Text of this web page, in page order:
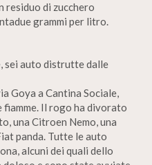
residuo di zucchero
grammi per litro.
sei auto distrutte dalle
Goya a Cantina Sociale,
Il rogo ha divorato
una Citroen Nemo, una
panda. Tutte le auto
alcuni dei quali dello